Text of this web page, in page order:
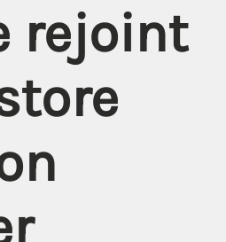
rejoint